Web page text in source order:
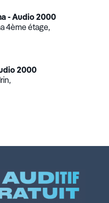
- Audio 2000
4ème étage,
2000